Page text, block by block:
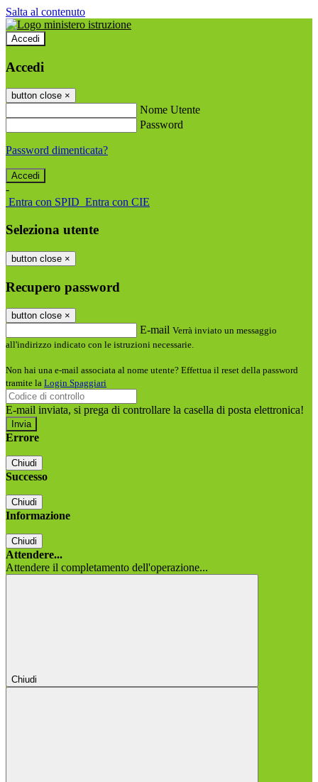
Salta al contenuto
Accedi
Accedi
button close ×
Nome Utente
Password
Password dimenticata?
-
Entra con SPID Entra con CIE
Seleziona utente
button close ×
Recupero password
button close ×
E-mail Verrà inviato un messaggio
all'indirizzo indicato con le istruzioni necessarie.
Non hai una e-mail associata al nome utente? Effettua il reset della password
tramite la Login Spaggiari
E-mail inviata, si prega di controllare la casella di posta elettronica!
Errore
Chiudi
Successo
Chiudi
Informazione
Chiudi
Attendere...
Attendere il completamento dell'operazione...
Chiudi